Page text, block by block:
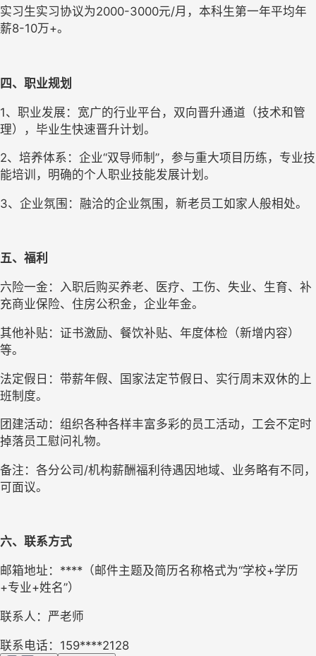
实习生实习协议为2000-3000元/月，本科生第一年平均年
薪8-10万+。
四、职业规划
1、职业发展：宽广的行业平台，双向晋升通道（技术和管
理），毕业生快速晋升计划。
2、培养体系：企业“双导师制”，参与重大项目历练，专业技
能培训，明确的个人职业技能发展计划。
3、企业氛围：融洽的企业氛围，新老员工如家人般相处。
五、福利
六险一金：入职后购买养老、医疗、工伤、失业、生育、补
充商业保险、住房公积金，企业年金。
其他补贴：证书激励、餐饮补贴、年度体检（新增内容）
等。
法定假日：带薪年假、国家法定节假日、实行周末双休的上
班制度。
团建活动：组织各种各样丰富多彩的员工活动，工会不定时
掉落员工慰问礼物。
备注：各分公司/机构薪酬福利待遇因地域、业务略有不同，
可面议。
六、联系方式
邮箱地址：****（邮件主题及简历名称格式为“学校+学历
+专业+姓名”）
联系人：严老师
联系电话：159****2128